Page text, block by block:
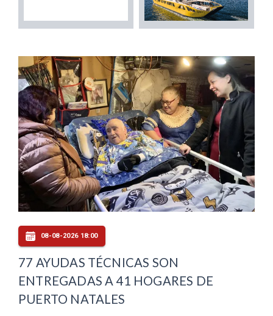
08-08-2026 18:00
77 AYUDAS TÉCNICAS SON
ENTREGADAS A 41 HOGARES DE
PUERTO NATALES